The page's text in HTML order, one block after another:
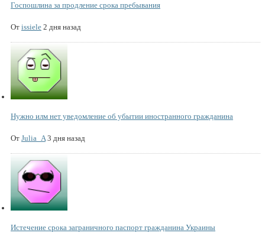
Госпошлина за продление срока пребывания
От issiele 2 дня назад
Нужно илм нет уведомление об убытии иностранного гражданина
От Julia_A 3 дня назад
Истечение срока заграничного паспорт гражданина Украины